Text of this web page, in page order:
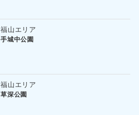
福山エリア
手城中公園
福山エリア
草深公園